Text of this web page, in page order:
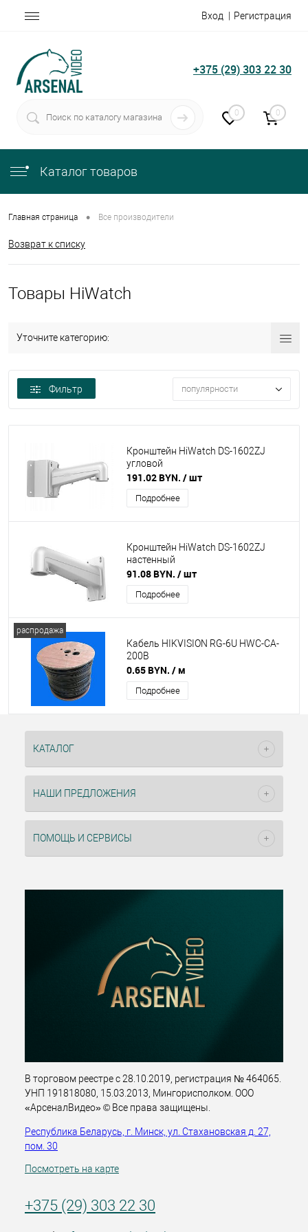
Вход Регистрация
+375 (29) 303 22 30
0 0
Каталог товаров
Главная страница • Все производители
Возврат к списку
Товары HiWatch
Уточните категорию:
Фильтр популярности
Кронштейн HiWatch DS-1602ZJ
угловой
191.02 BYN. / шт
Подробнее
Кронштейн HiWatch DS-1602ZJ
настенный
91.08 BYN. / шт
Подробнее
распродажа
Кабель HIKVISION RG-6U HWC-CA-
200B
0.65 BYN. / м
Подробнее
КАТАЛОГ
НАШИ ПРЕДЛОЖЕНИЯ
ПОМОЩЬ И СЕРВИСЫ
В торговом реестре с 28.10.2019, регистрация № 464065.
УНП 191818080, 15.03.2013, Мингорисполком. ООО
«АрсеналВидео» © Все права защищены.
Республика Беларусь, г. Минск, ул. Стахановская д. 27,
пом. 30
Посмотреть на карте
+375 (29) 303 22 30